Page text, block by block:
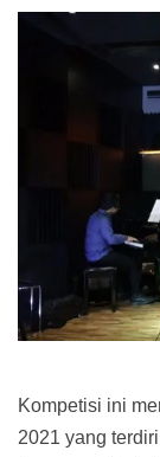
Kompetisi ini
2021 yang